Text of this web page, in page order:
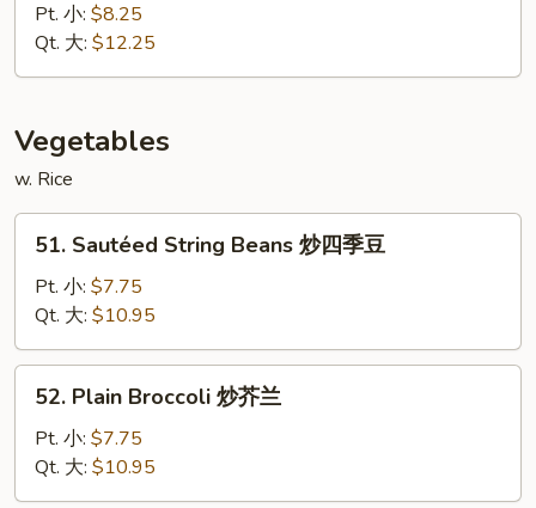
Pungent
Shrimp
酸
虾
Pt. 小: $8.25
Qt. 大: $12.25
Vegetables
w. Rice
Sautéed
String
Beans
炒
四
51. Sautéed String Beans 炒四季豆
Pt. 小: $7.75
Qt. 大: $10.95
Plain
Broccoli
芥
52. Plain Broccoli 炒芥兰
Pt. 小: $7.75
Qt. 大: $10.95